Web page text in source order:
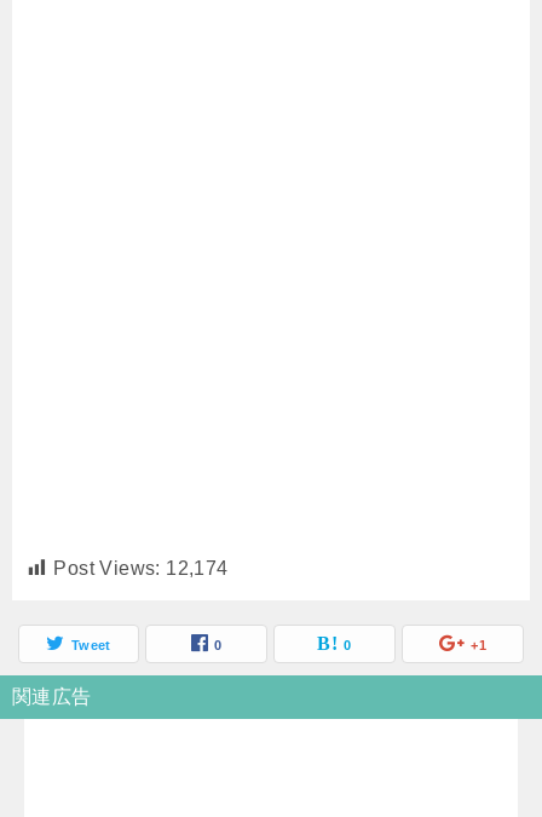
Post Views: 12,174
Tweet 0 0 +1
関連広告